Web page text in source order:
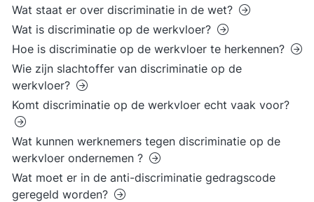
Wat staat er over discriminatie in de wet?
Wat is discriminatie op de werkvloer?
Hoe is discriminatie op de werkvloer te herkennen?
Wie zijn slachtoffer van discriminatie op de
werkvloer?
Komt discriminatie op de werkvloer echt vaak voor?
Wat kunnen werknemers tegen discriminatie op de
werkvloer ondernemen ?
Wat moet er in de anti-discriminatie gedragscode
geregeld worden?